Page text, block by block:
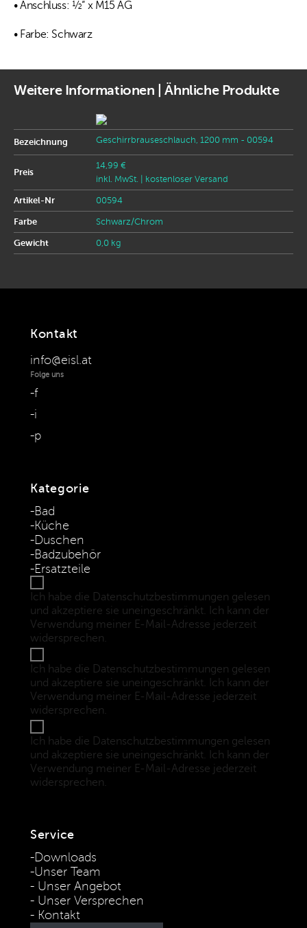
• Anschluss: ½“ x M15 AG
• Farbe: Schwarz
Weitere Informationen | Ähnliche Produkte
Bezeichnung Geschirrbrauseschlauch, 1200 mm - 00594
Preis
14,99 €
inkl. MwSt.
| kostenloser Versand
Artikel-Nr 00594
Farbe Schwarz/Chrom
Gewicht 0,0 kg
Kontakt
info@eisl.at
Folge uns
f
i
p
Kategorie
Bad
Küche
Duschen
Badzubehör
Ersatzteile
Ich habe die Datenschutzbestimmungen gelesen
und akzeptiere sie uneingeschränkt. Ich kann der
Verwendung meiner E-Mail-Adresse jederzeit
widersprechen.
Ich habe die Datenschutzbestimmungen gelesen
und akzeptiere sie uneingeschränkt. Ich kann der
Verwendung meiner E-Mail-Adresse jederzeit
widersprechen.
Ich habe die Datenschutzbestimmungen gelesen
und akzeptiere sie uneingeschränkt. Ich kann der
Verwendung meiner E-Mail-Adresse jederzeit
widersprechen.
Service
Downloads
Unser Team
Unser Angebot
Unser Versprechen
Kontakt